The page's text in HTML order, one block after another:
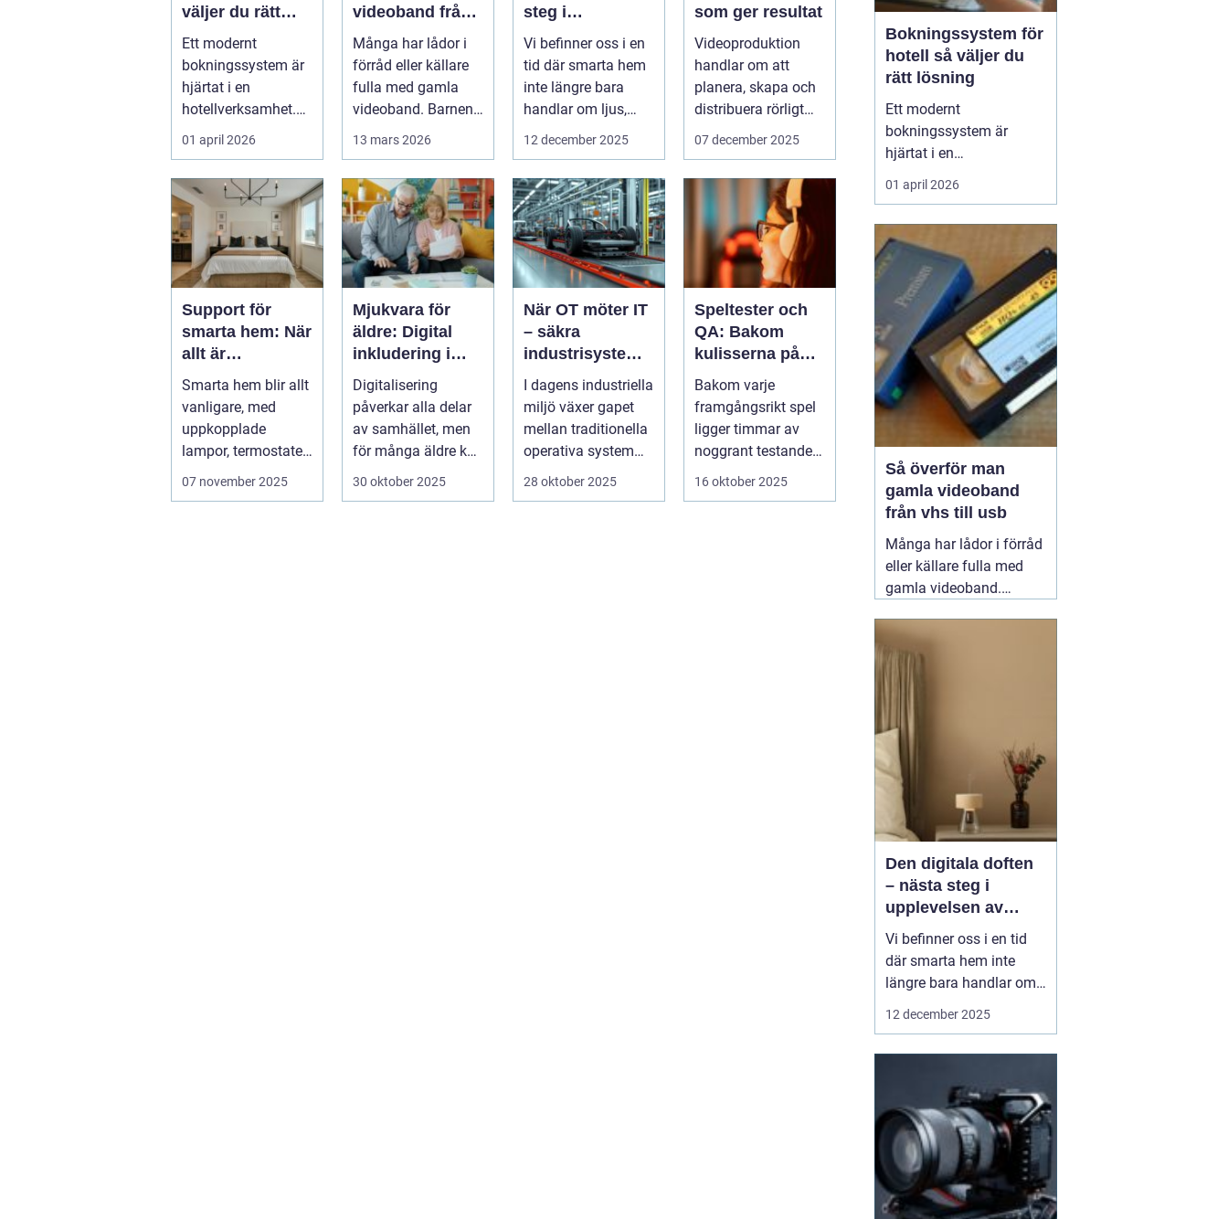
väljer du rätt
lösning
Ett modernt
bokningssystem är
hjärtat i en
hotellverksamhet.
När bokningar,
incheckning,
betalningar...
01 april 2026
videoband från
vhs till usb
Många har lådor i
förråd eller källare
fulla med gamla
videoband. Barnens
13 mars 2026
steg i
upplevelsen av
smarta hem
Vi befinner oss i en
tid där smarta hem
inte längre bara
handlar om ljus,
värme eller...
12 december 2025
som ger resultat
Videoproduktion
handlar om att
planera, skapa och
distribuera rörligt
innehåll som fö...
07 december 2025
Support för
smarta hem: När
allt är
uppkopplat
Smarta hem blir allt
vanligare, med
uppkopplade
lampor, termostater,
säkerhetskameror
07 november 2025
Mjukvara för
äldre: Digital
inkludering i
vardagen
Digitalisering
påverkar alla delar
av samhället, men
för många äldre kan
30 oktober 2025
När OT möter IT
– säkra
industrisystem
utan att stoppa
produktionen
I dagens industriella
miljö växer gapet
mellan traditionella
operativa system
(OT) och mod...
28 oktober 2025
Speltester och
QA: Bakom
kulisserna på
gaming-
industrin
Bakom varje
framgångsrikt spel
ligger timmar av
noggrant testande
16 oktober 2025
Bokningssystem för
hotell så väljer du
rätt lösning
Ett modernt
bokningssystem är
hjärtat i en
hotellverksamhet. När
bokningar, incheckning,
kommunikation sitter
ihop i ett flöde frigörs tid
till gästerna och
intäkterna blir lättare att
styra. Samtidigt är
marknaden full av
alternativ,...
01 april 2026
Så överför man
gamla videoband
från vhs till usb
Många har lådor i förråd
eller källare fulla med
gamla videoband.
släktkalas,
skolavslutningar och
resor som ingen längre
kan se, eftersom
videobandspelaren
försvann för länge
sedan. Att föra över
filmer från
13 mars 2026
Den digitala doften
– nästa steg i
upplevelsen av
smarta hem
Vi befinner oss i en tid
där smarta hem inte
längre bara handlar om
ljus, värme eller
sätt. Föreställ dig ett
hem som...
12 december 2025